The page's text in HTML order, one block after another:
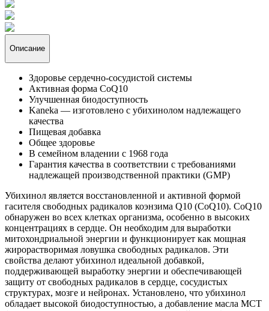
Описание
Здоровье сердечно-сосудистой системы
Активная форма CoQ10
Улучшенная биодоступность
Kaneka — изготовлено с убихинолом надлежащего
качества
Пищевая добавка
Общее здоровье
В семейном владении с 1968 года
Гарантия качества в соответствии с требованиями
надлежащей производственной практики (GMP)
Убихинол является восстановленной и активной формой
гасителя свободных радикалов коэнзима Q10 (CoQ10). CoQ10
обнаружен во всех клетках организма, особенно в высоких
концентрациях в сердце. Он необходим для выработки
митохондриальной энергии и функционирует как мощная
жирорастворимая ловушка свободных радикалов. Эти
свойства делают убихинол идеальной добавкой,
поддерживающей выработку энергии и обеспечивающей
защиту от свободных радикалов в сердце, сосудистых
структурах, мозге и нейронах. Установлено, что убихинол
обладает высокой биодоступностью, а добавление масла МСТ